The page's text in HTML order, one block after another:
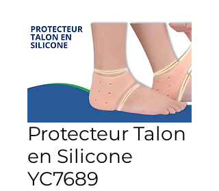
Protecteur Talon
en Silicone
YC7689